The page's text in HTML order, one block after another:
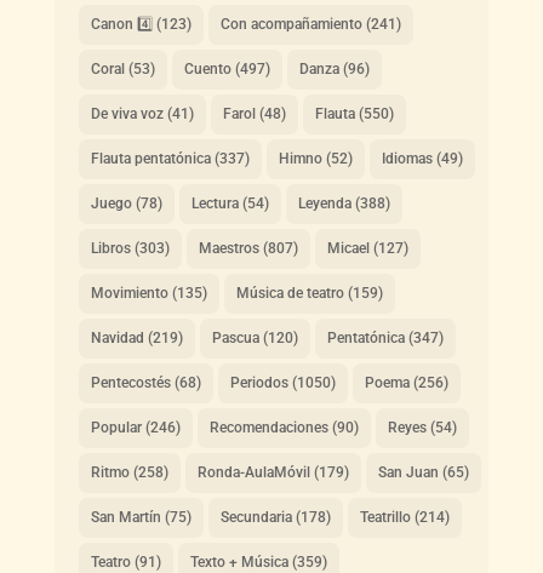
Canon 4️⃣ (123) Con acompañamiento(241)
Coral (53) Cuento(497) Danza(96)
De viva voz(41) Farol (48) Flauta(550)
Flauta pentatónica(337) Himno(52) Idiomas(49)
Juego(78) Lectura(54) Leyenda(388)
Libros(303) Maestros(807) Micael (127)
Movimiento(135) Música de teatro(159)
Navidad (219) Pascua(120) Pentatónica(347)
Pentecostés(68) Periodos(1050) Poema(256)
Popular(246) Recomendaciones(90) Reyes(54)
Ritmo(258) Ronda-AulaMóvil (179) San Juan (65)
San Martín (75) Secundaria(178) Teatrillo(214)
Teatro(91) Texto + Música(359)